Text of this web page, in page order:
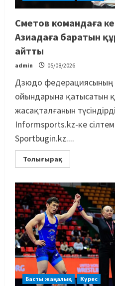
Сметов командаға
Азиадаға баратын
айтты
admin 05/08/2026
Дзюдо федерациясының
ойындарына қатысатын
жасақталғанын
Informsports.kz-ке
Sportbugin.kz....
Толығырақ
Басты жаңалық Күрес